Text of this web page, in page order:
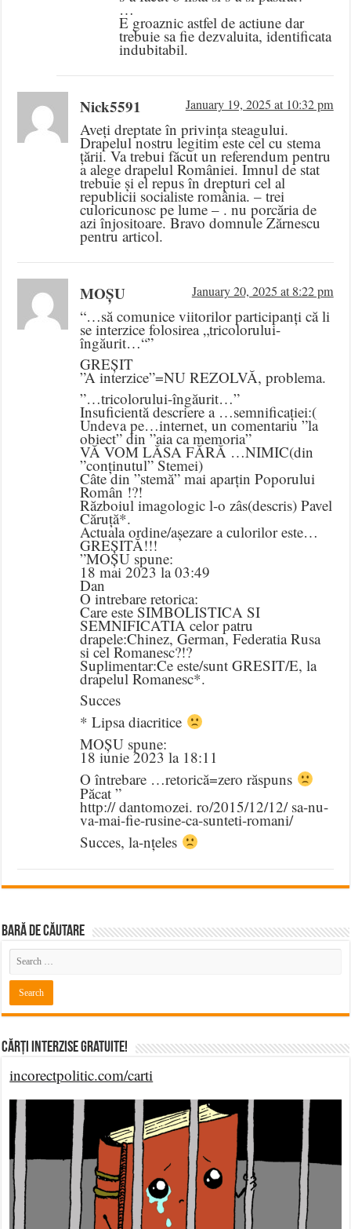
…
E groaznic astfel de actiune dar
trebuie sa fie dezvaluita, identificata
indubitabil.
Nick5591 January 19, 2025 at 10:32 pm
Aveți dreptate în privința steagului.
Drapelul nostru legitim este cel cu stema
țării. Va trebui făcut un referendum pentru
a alege drapelul României. Imnul de stat
trebuie și el repus în drepturi cel al
republicii socialiste românia. – trei
culoricunosc pe lume – . nu porcăria de
azi înjositoare. Bravo domnule Zărnescu
pentru articol.
MOȘU January 20, 2025 at 8:22 pm
“…să comunice viitorilor participanți că li
se interzice folosirea „tricolorului-
îngăurit…“”
GREȘIT
”A interzice”=NU REZOLVĂ, problema.
”…tricolorului-îngăurit…”
Insuficientă descriere a …semnificației:(
Undeva pe…internet, un comentariu ”la
obiect” din ”aia ca memoria”
VĂ VOM LĂSA FĂRĂ …NIMIC(din
”conținutul” Stemei)
Câte din ”stemă” mai aparțin Poporului
Român !?!
Războiul imagologic l-o zâs(descris) Pavel
Căruță*.
Actuala ordine/așezare a culorilor este…
GREȘITĂ!!!
”MOȘU spune:
18 mai 2023 la 03:49
Dan
O intrebare retorica:
Care este SIMBOLISTICA SI
SEMNIFICATIA celor patru
drapele:Chinez, German, Federatia Rusa
si cel Romanesc?!?
Suplimentar:Ce este/sunt GRESIT/E, la
drapelul Romanesc*.
Succes
* Lipsa diacritice
MOȘU spune:
18 iunie 2023 la 18:11
O întrebare …retorică=zero răspuns
Păcat ”
http:// dantomozei. ro/2015/12/12/ sa-nu-
va-mai-fie-rusine-ca-sunteti-romani/
Succes, la-nțeles
BARĂ DE CĂUTARE
Cărți Interzise Gratuite!
incorectpolitic.com/carti